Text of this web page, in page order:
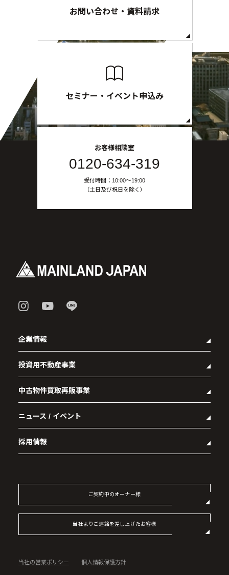
お問い合わせ・資料請求
セミナー・イベント申込み
お客様相談室
0120-634-319
受付時間：10:00〜19:00
（土日及び祝日を除く）
企業情報
- 企業理念
- 代表メッセージ
- 会社概要
- アクセス
- 社会貢献活動
投資用不動産事業
- マンション経営をお考えの方へ
- メインランドグループの強み
- オーナーズデータ
- 資産運用型マンション メインステージシリーズ
中古物件買取再販事業
- RE:MAIN
- リノベーション物件一覧
- リノベーション物件お問い合わせ
ニュース / イベント
採用情報
- 記事一覧
ご契約中のオーナー様
当社よりご連絡を差し上げたお客様
当社の営業ポリシー 個人情報保護方針